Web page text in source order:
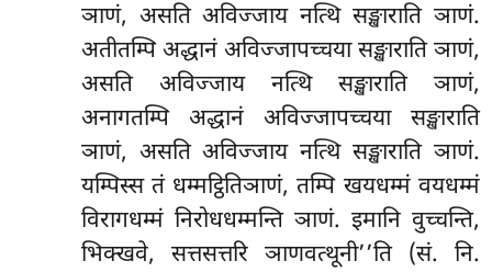
ञाणं, असति अविज्जाय नत्थि सङ्खाराति ञाणं.
अतीतम्पि अद्धानं अविज्जापच्चया सङ्खाराति ञाणं,
असति अविज्जाय नत्थि सङ्खाराति ञाणं,
अनागतम्पि अद्धानं अविज्जापच्चया सङ्खाराति
ञाणं, असति अविज्जाय नत्थि सङ्खाराति ञाणं.
यम्पिस्स तं धम्मट्ठितिञाणं, तम्पि खयधम्मं वयधम्मं
विरागधम्मं निरोधधम्मन्ति ञाणं. इमानि वुच्चन्ति,
भिक्खवे, सत्तसत्तरि ञाणवत्थूनी’’ति (सं. नि.